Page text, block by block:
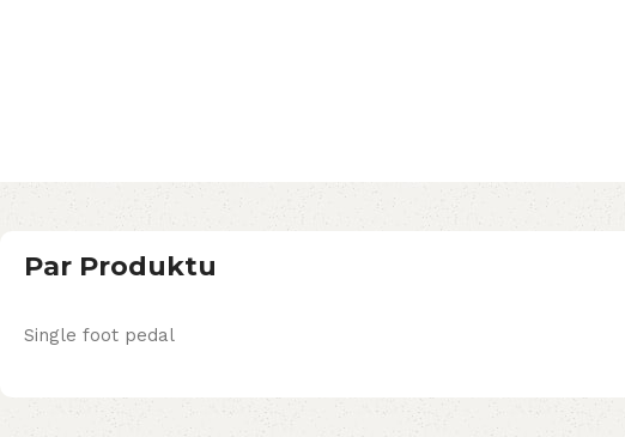
Par Produktu
Single foot pedal